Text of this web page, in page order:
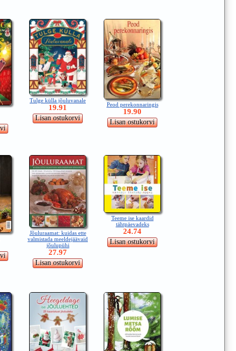
Tulge külla jõuluvanale
19.91 Peod perekonnaringis
19.90
Jõuluraamat: kuidas ette
valmistada meeldejäävaid
jõulupühi
27.97
Teeme ise kaardid
tähtpäevadeks
24.74